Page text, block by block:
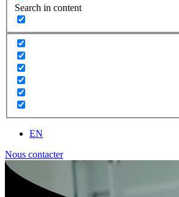
Search in content
EN
Nous contacter